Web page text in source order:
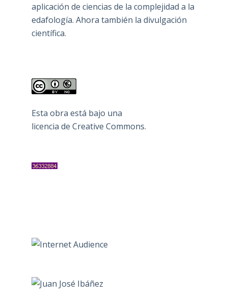
aplicación de ciencias de la complejidad a la
edafología. Ahora también la divulgación
científica.
Esta obra está bajo una
licencia de Creative Commons.